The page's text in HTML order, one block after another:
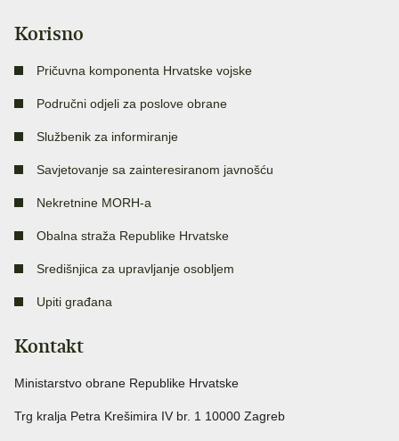
Korisno
Pričuvna komponenta Hrvatske vojske
Područni odjeli za poslove obrane
Službenik za informiranje
Savjetovanje sa zainteresiranom javnošću
Nekretnine MORH-a
Obalna straža Republike Hrvatske
Središnjica za upravljanje osobljem
Upiti građana
Kontakt
Ministarstvo obrane Republike Hrvatske
Trg kralja Petra Krešimira IV br. 1 10000 Zagreb